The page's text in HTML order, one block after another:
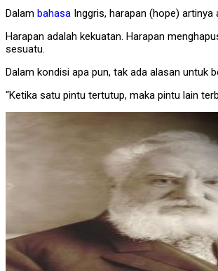
Dalam bahasa Inggris, harapan (hope)
Harapan adalah kekuatan. Harapan
sesuatu.
Dalam kondisi apa pun, tak ada alasan untuk
“Ketika satu pintu tertutup, maka pintu lain